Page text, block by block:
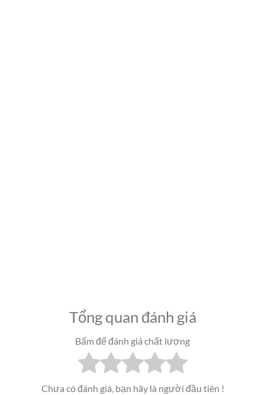
Tổng quan đánh giá
Bấm để đánh giá chất lượng
Chưa có đánh giá, bạn hãy là người đầu tiên !